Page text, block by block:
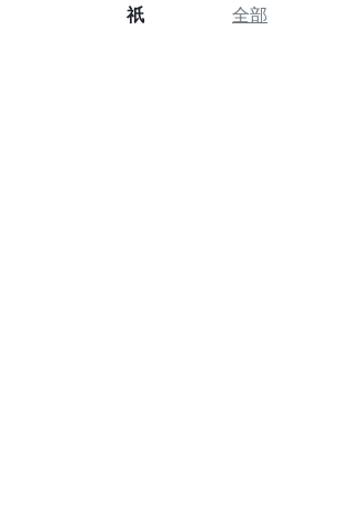
祇
全部